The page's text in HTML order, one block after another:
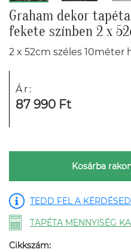
Graham dekor
fekete színben 2 x
2 x 52cm széles 10méter
Ár:
87 990 Ft
Kosárba
TEDD FEL A
TAPÉTA MENNYISÉG
Cikkszám: